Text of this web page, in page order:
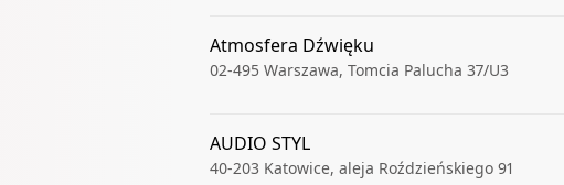
Atmosfera Dźwięku
02-495 Warszawa, Tomcia Palucha 37/U3
AUDIO STYL
40-203 Katowice, aleja Roździeńskiego 91